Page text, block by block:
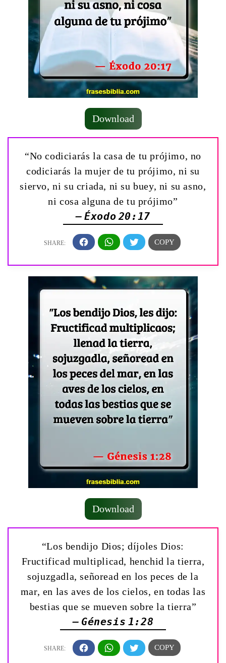
Download
“No codiciarás la casa de tu prójimo, no
codiciarás la mujer de tu prójimo, ni su
siervo, ni su criada, ni su buey, ni su asno,
ni cosa alguna de tu prójimo”
— Éxodo 20:17
Download
“Los bendijo Dios; díjoles Dios:
Fructificad multiplicad, henchid la tierra,
sojuzgadla, señoread en los peces de la
mar, en las aves de los cielos, en todas las
bestias que se mueven sobre la tierra”
— Génesis 1:28